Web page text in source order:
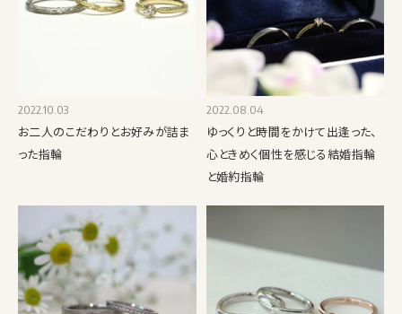
2022.10.03
お二人のこだわりとお好みが詰ま
った指輪
2022.08.04
ゆっくりと時間をかけて出逢った、
心ときめく個性を感じる結婚指輪
と婚約指輪